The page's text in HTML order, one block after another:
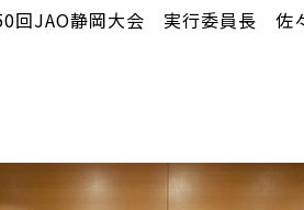
回JAO静岡大会 実行委員長 佐